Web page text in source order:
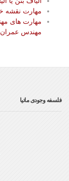
مهارت نقشه
مهارت های
مهندس عمران
فلسفه وجودی ماتیا